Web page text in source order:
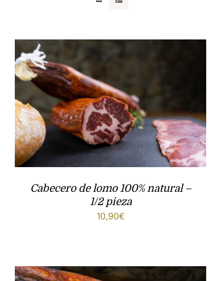
Salchichón
Embutido salvaje
Jamón
Lomo
Panceta
CONTACTO
ESPAÑOL
English
Cabecero de lomo 100% natural –
1/2 pieza
10,90€